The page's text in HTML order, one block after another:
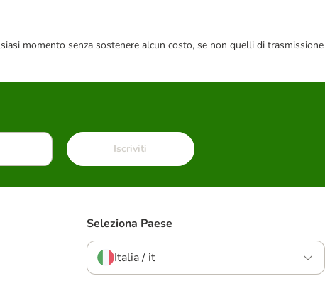
momento senza sostenere alcun costo, se non quelli di trasmissione
Iscriviti
Seleziona Paese
Italia / it